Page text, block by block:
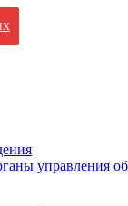
управления